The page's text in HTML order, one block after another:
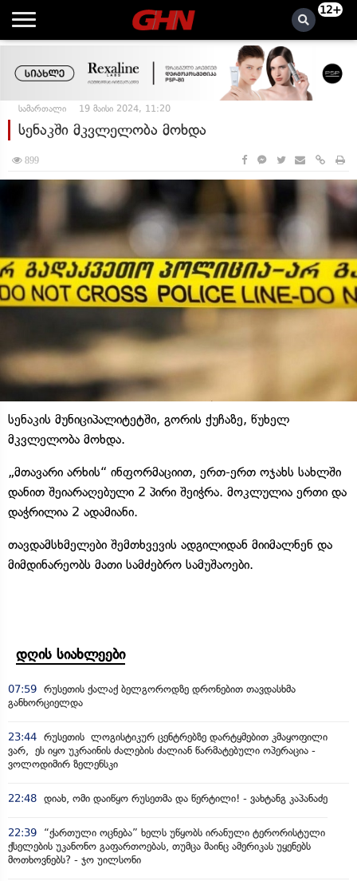
12+
სამართალი 19 მაისი 2024, 11:20
სენაკში მკვლელობა მოხდა
899
სენაკის მუნიციპალიტეტში, გორის ქუჩაზე, წუხელ
მკვლელობა მოხდა.
„მთავარი არხის“ ინფორმაციით, ერთ-ერთ ოჯახს სახლში
დანით შეიარაღებული 2 პირი შეიჭრა. მოკლულია ერთი და
დაჭრილია 2 ადამიანი.
თავდამსხმელები შემთხვევის ადგილიდან მიიმალნენ და
მიმდინარეობს მათი სამძებრო სამუშაოები.
დღის სიახლეები
07:59 რუსეთის ქალაქ ბელგოროდზე დრონებით თავდასხმა
განხორციელდა
23:44 რუსეთის ლოგისტიკურ ცენტრებზე დარტყმებით კმაყოფილი
ვარ, ეს იყო უკრაინის ძალების ძალიან წარმატებული ოპერაცია -
ვოლოდიმირ ზელენსკი
22:48 დიახ, ომი დაიწყო რუსეთმა და წერტილი! - ვახტანგ კაპანაძე
22:39
“ქართული ოცნება” ხელს უწყობს ირანული ტერორისტული
ქსელების უკანონო გაფართოებას, თუმცა მაინც ამერიკას უყენებს
მოთხოვნებს? - ჯო უილსონი